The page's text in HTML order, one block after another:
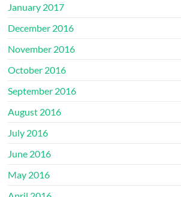
January 2017
December 2016
November 2016
October 2016
September 2016
August 2016
July 2016
June 2016
May 2016